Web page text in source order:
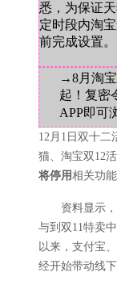
悉，为保证
定时段内淘
前完成设置。
→8月淘
起！复密
APP即可
12月1日双十二
猫、淘宝双12
将停用相关功
资料显示，
与到双11特卖
以来，支付宝
经开始带动线下